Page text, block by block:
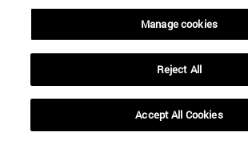
Manage cookies
Reject All
Accept All Cookies